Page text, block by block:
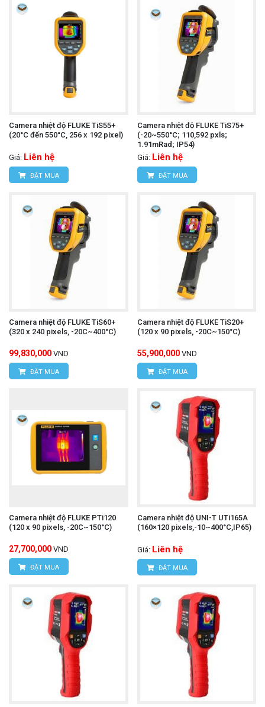
Camera nhiệt độ FLUKE TiS55+
(20°C đến 550°C, 256 x 192 pixel)
Giá: Liên hệ
ĐẶT MUA
Camera nhiệt độ FLUKE TiS75+
(-20~550°C; 110,592 pxls;
1.91mRad; IP54)
Giá: Liên hệ
ĐẶT MUA
Camera nhiệt độ FLUKE TiS60+
(320 x 240 pixels, -20C~400°C)
99,830,000 VND
ĐẶT MUA
Camera nhiệt độ FLUKE TiS20+
(120 x 90 pixels, -20C~150°C)
55,900,000 VND
ĐẶT MUA
Camera nhiệt độ FLUKE PTi120
(120 x 90 pixels, -20C~150°C)
27,700,000 VND
ĐẶT MUA
Camera nhiệt độ UNI-T UTi165A
(160×120 pixels,-10~400°C,IP65)
Giá: Liên hệ
ĐẶT MUA